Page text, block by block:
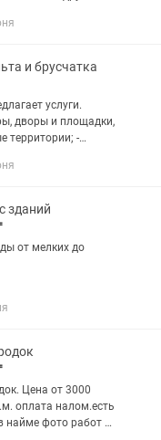
и брусчатка
услуги.
дворы и площадки,
территории; -
под
зданий
от мелких до
Цена от 3000
оплата налом.есть
найме фото работ и